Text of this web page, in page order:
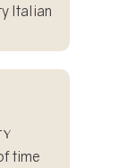
Italian
time